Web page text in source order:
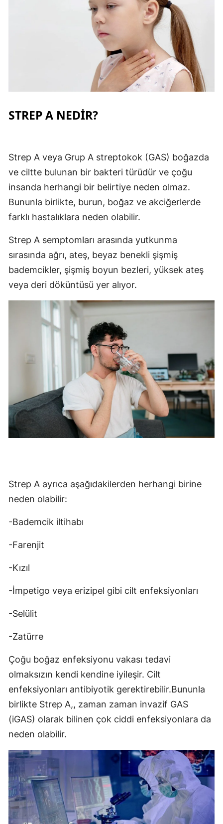
Yalova
Karabük
Kilis
Osmaniye
STREP A NEDİR?
Strep A veya Grup A streptokok (GAS) boğazda
ve ciltte bulunan bir bakteri türüdür ve çoğu
insanda herhangi bir belirtiye neden olmaz.
Bununla birlikte, burun, boğaz ve akciğerlerde
farklı hastalıklara neden olabilir.
Strep A semptomları arasında yutkunma
sırasında ağrı, ateş, beyaz benekli şişmiş
bademcikler, şişmiş boyun bezleri, yüksek ateş
veya deri döküntüsü yer alıyor.
Strep A ayrıca aşağıdakilerden herhangi birine
neden olabilir:
-Bademcik iltihabı
-Farenjit
-Kızıl
-İmpetigo veya erizipel gibi cilt enfeksiyonları
-Selülit
-Zatürre
Çoğu boğaz enfeksiyonu vakası tedavi
olmaksızın kendi kendine iyileşir. Cilt
enfeksiyonları antibiyotik gerektirebilir.Bununla
birlikte Strep A,, zaman zaman invazif GAS
(iGAS) olarak bilinen çok ciddi enfeksiyonlara da
neden olabilir.